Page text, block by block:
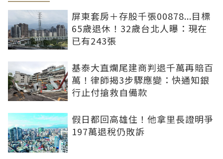
屏東套房＋存股千張00878...目標
65歲退休！32歲台北人曝：現在
已有243張
基泰大直爛尾建商判退千萬再賠百
萬！律師揭3步驟應變：快通知銀
行止付搶救自備款
假日都回高雄住！他拿里長證明爭
197萬退稅仍敗訴